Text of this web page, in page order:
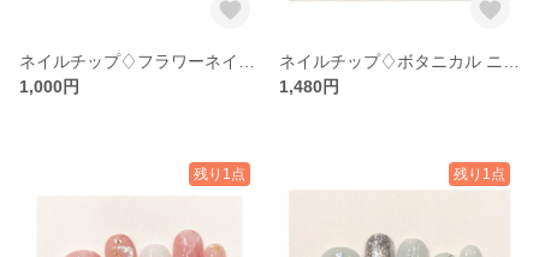
1,000円
1,480円
残り1点 残り1点